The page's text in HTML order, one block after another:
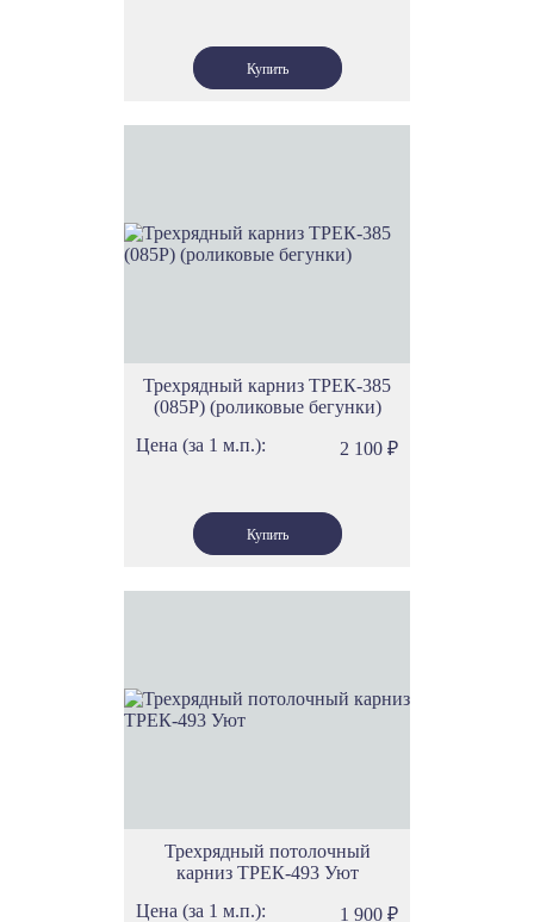
Трехрядный карниз ТРЕК-385
(085Р) (роликовые бегунки)
Цена (за 1 м.п.):
2 100 ₽
Трехрядный потолочный
карниз ТРЕК-493 Уют
Цена (за 1 м.п.):
1 900 ₽